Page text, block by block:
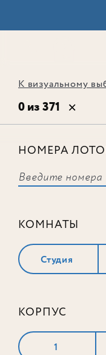
К визуальному
0 из 371
НОМЕРА
КОМНАТЫ
Студия
КОРПУС
1